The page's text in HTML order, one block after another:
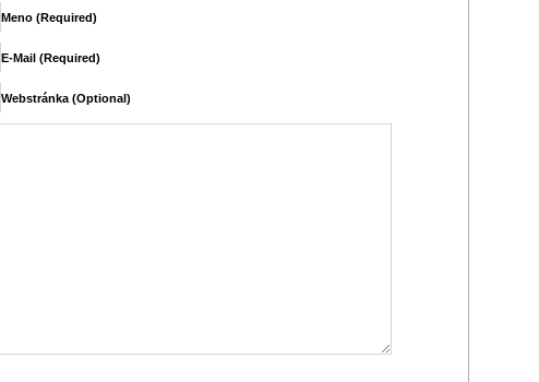
Meno (required)
E-Mail (required)
Webstránka (Optional)